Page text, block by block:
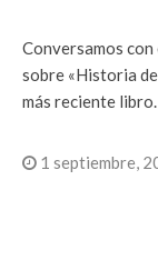
Conversamos
sobre «Historia
más reciente libro.
1 septiembre,